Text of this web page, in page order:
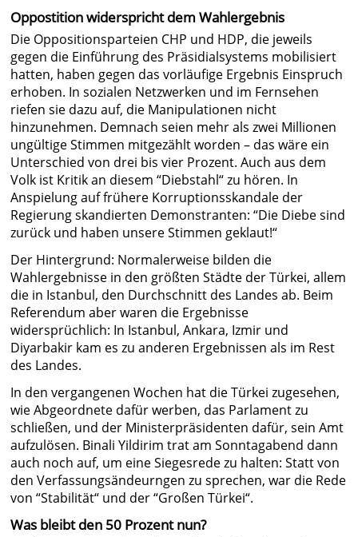
Oppostition widerspricht dem Wahlergebnis
Die Oppositionsparteien CHP und HDP, die jeweils
gegen die Einführung des Präsidialsystems mobilisiert
hatten, haben gegen das vorläufige Ergebnis Einspruch
erhoben. In sozialen Netzwerken und im Fernsehen
riefen sie dazu auf, die Manipulationen nicht
hinzunehmen. Demnach seien mehr als zwei Millionen
ungültige Stimmen mitgezählt worden – das wäre ein
Unterschied von drei bis vier Prozent. Auch aus dem
Volk ist Kritik an diesem “Diebstahl“ zu hören. In
Anspielung auf frühere Korruptionsskandale der
Regierung skandierten Demonstranten: “Die Diebe sind
zurück und haben unsere Stimmen geklaut!“
Der Hintergrund: Normalerweise bilden die
Wahlergebnisse in den größten Städte der Türkei, allem
die in Istanbul, den Durchschnitt des Landes ab. Beim
Referendum aber waren die Ergebnisse
widersprüchlich: In Istanbul, Ankara, Izmir und
Diyarbakir kam es zu anderen Ergebnissen als im Rest
des Landes.
In den vergangenen Wochen hat die Türkei zugesehen,
wie Abgeordnete dafür werben, das Parlament zu
schließen, und der Ministerpräsidenten dafür, sein Amt
aufzulösen. Binali Yildirim trat am Sonntagabend dann
auch noch auf, um eine Siegesrede zu halten: Statt von
den Verfassungsändeurngen zu sprechen, war die Rede
von “Stabilität“ und der “Großen Türkei“.
Was bleibt den 50 Prozent nun?